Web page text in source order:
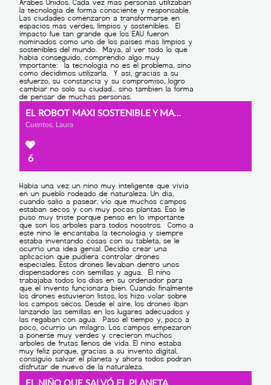
EL ROBOT MAXI SOSTENIBLE Y MAYA
Cuentos, Laura
6